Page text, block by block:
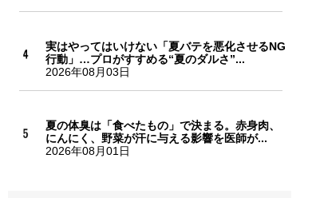
実はやってはいけない「夏バテを悪化させるNG
行動」…プロがすすめる“夏のダルさ”...
2026年08月03日
夏の体臭は「食べたもの」で決まる。赤身肉、
にんにく、野菜が汗に与える影響を医師が...
2026年08月01日